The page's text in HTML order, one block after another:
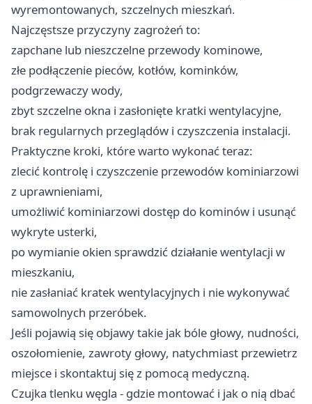
wyremontowanych, szczelnych mieszkań.
Najczęstsze przyczyny zagrożeń to:
zapchane lub nieszczelne przewody kominowe,
złe podłączenie pieców, kotłów, kominków,
podgrzewaczy wody,
zbyt szczelne okna i zasłonięte kratki wentylacyjne,
brak regularnych przeglądów i czyszczenia instalacji.
Praktyczne kroki, które warto wykonać teraz:
zlecić kontrolę i czyszczenie przewodów kominiarzowi
z uprawnieniami,
umożliwić kominiarzowi dostęp do kominów i usunąć
wykryte usterki,
po wymianie okien sprawdzić działanie wentylacji w
mieszkaniu,
nie zasłaniać kratek wentylacyjnych i nie wykonywać
samowolnych przeróbek.
Jeśli pojawią się objawy takie jak bóle głowy, nudności,
oszołomienie, zawroty głowy, natychmiast przewietrz
miejsce i skontaktuj się z pomocą medyczną.
Czujka tlenku węgla - gdzie montować i jak o nią dbać